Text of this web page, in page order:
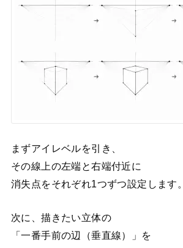
まずアイレベルを引き、
その線上の左端と右端付近に
消失点をそれぞれ1つずつ設定します。
次に、描きたい立体の
「一番手前の辺（垂直線）」を